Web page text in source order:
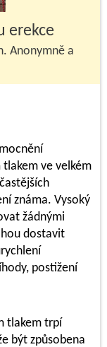
erekce
Anonymně a
ve velkém
známa. Vysoký
žádnými
dostavit
postižení
tlakem trpí
být způsobena